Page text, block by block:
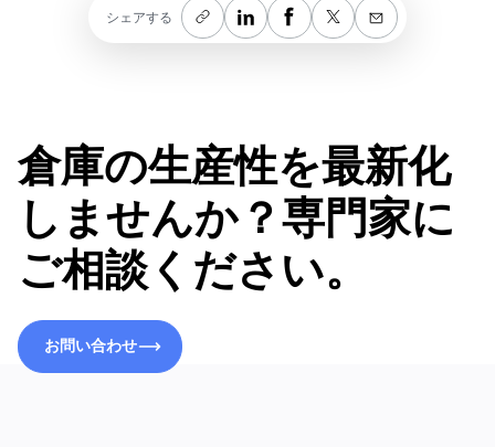
シェアする
倉庫の生産性を最新化
しませんか？専門家に
ご相談ください。
お問い合わせ